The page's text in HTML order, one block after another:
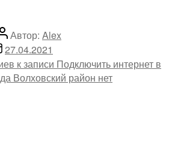
Автор: Alex
27.04.2021
к записи Подключить интернет в
Волховский район нет